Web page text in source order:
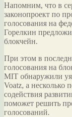
Напомним, что в
законопроект по
голосования на
Горелкин
блокчейн.
При этом в
голосования на
MIT обнаружили
Voatz, а несколько
содействия
поможет решить
голосований.